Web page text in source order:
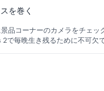
を巻く
品コーナーのカメラをチェ
で毎晩生き残るために不可欠で